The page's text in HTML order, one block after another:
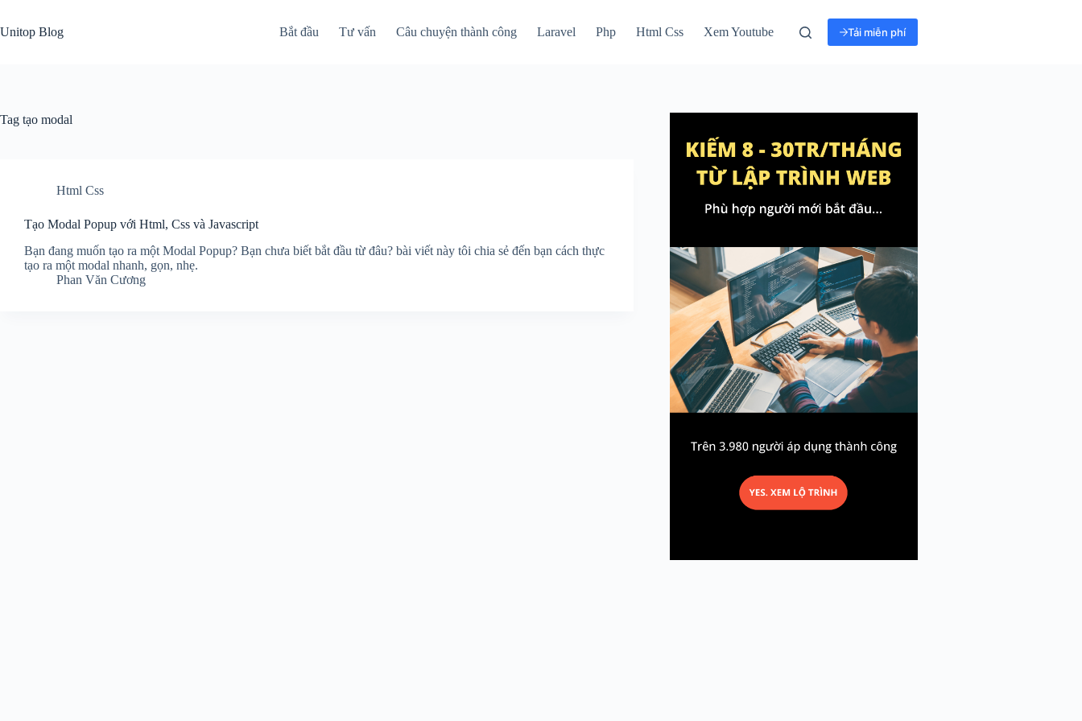
content
Unitop Blog Bắt đầu Tư vấn Câu chuyện thành công Laravel Php Html Css Xem Youtube Tải miễn phí
Tag tạo modal
Html Css
Tạo Modal Popup với Html, Css và Javascript
Bạn đang muốn tạo ra một Modal Popup? Bạn chưa biết bắt đầu từ đâu? bài viết này tôi chia sẻ đến bạn cách thực
tạo ra một modal nhanh, gọn, nhẹ.
Phan Văn Cương